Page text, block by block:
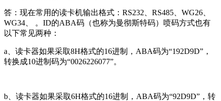
答：现在常用的读卡机输出格式：RS232、RS485、WG26、
WG34、 。ID的ABA码（也称为曼彻斯特码）喷码方式也有
以下常见两种：
a、读卡器如果采取8H格式的16进制，ABA码为“192D9D”，
转换成10进制码为“0026226077”。
b、读卡器如果采取6H格式的16进制，ABA码为“92D9D”，转